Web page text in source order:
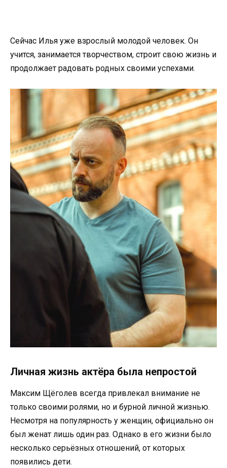
Сейчас Илья уже взрослый молодой человек. Он
учится, занимается творчеством, строит свою жизнь и
продолжает радовать родных своими успехами.
Личная жизнь актёра была непростой
Максим Щёголев всегда привлекал внимание не
только своими ролями, но и бурной личной жизнью.
Несмотря на популярность у женщин, официально он
был женат лишь один раз. Однако в его жизни было
несколько серьёзных отношений, от которых
появились дети.